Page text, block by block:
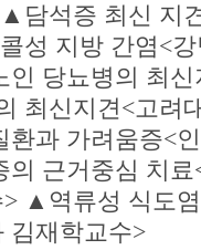
담석증 최신 지
성 지방 간염<
당뇨병의 최신
최신지견<고려
과 가려움증<
근거중심 치료
▲역류성 식도
김재학교수>